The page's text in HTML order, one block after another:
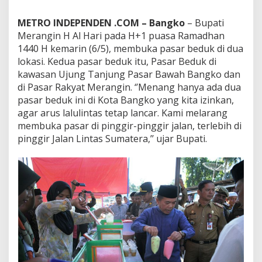
k
a
d
u
a
p
a
s
a
r
b
e
d
a
l
a
m
K
o
t
METRO INDEPENDEN .COM – Bangko – Bupati
Merangin H Al Hari pada H+1 puasa Ramadhan
1440 H kemarin (6/5), membuka pasar beduk di dua
lokasi. Kedua pasar beduk itu, Pasar Beduk di
kawasan Ujung Tanjung Pasar Bawah Bangko dan
di Pasar Rakyat Merangin. ‘’Menang hanya ada dua
pasar beduk ini di Kota Bangko yang kita izinkan,
agar arus lalulintas tetap lancar. Kami melarang
membuka pasar di pinggir-pinggir jalan, terlebih di
pinggir Jalan Lintas Sumatera,’’ ujar Bupati.